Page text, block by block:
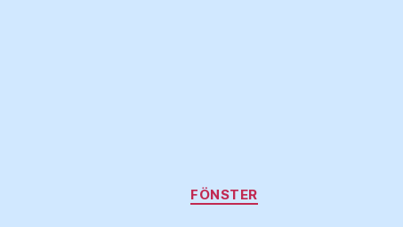
Kategorier
FÖNSTER